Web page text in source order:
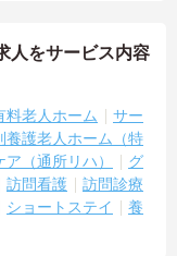
人をサービス内容
料老人ホーム
サー
養護老人ホーム（特
ア（通所リハ）
グ
訪問看護
訪問診療
ショートステイ
養